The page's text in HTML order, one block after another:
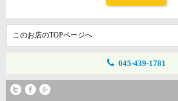
このお店のTOPページへ
045-439-1781